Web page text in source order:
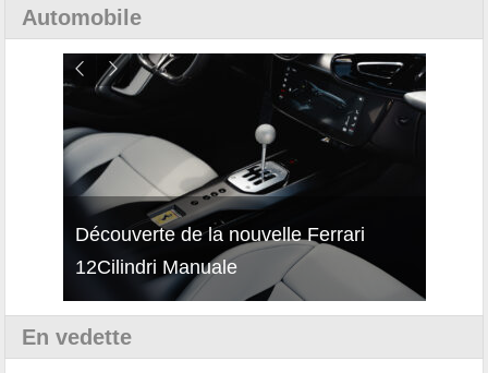
Automobile
Découverte de la nouvelle Ferrari
12Cilindri Manuale
En vedette